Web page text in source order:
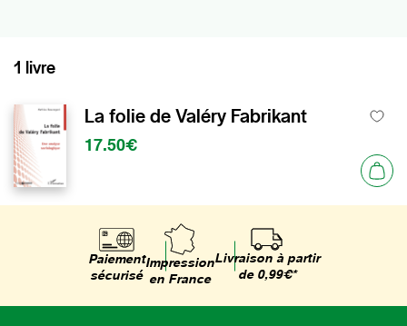
1 livre
La folie de Valéry Fabrikant
17.50€
Paiement
sécurisé
Impression
en France
Livraison à partir
de 0,99€*